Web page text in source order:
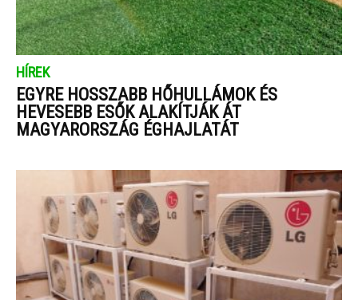
HÍREK
EGYRE HOSSZABB HŐHULLÁMOK ÉS
HEVESEBB ESŐK ALAKÍTJÁK ÁT
MAGYARORSZÁG ÉGHAJLATÁT